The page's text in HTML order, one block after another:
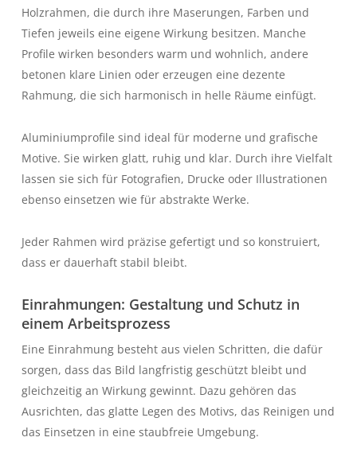
Holzrahmen, die durch ihre Maserungen, Farben und
Tiefen jeweils eine eigene Wirkung besitzen. Manche
Profile wirken besonders warm und wohnlich, andere
betonen klare Linien oder erzeugen eine dezente
Rahmung, die sich harmonisch in helle Räume einfügt.
Aluminiumprofile sind ideal für moderne und grafische
Motive. Sie wirken glatt, ruhig und klar. Durch ihre Vielfalt
lassen sie sich für Fotografien, Drucke oder Illustrationen
ebenso einsetzen wie für abstrakte Werke.
Jeder Rahmen wird präzise gefertigt und so konstruiert,
dass er dauerhaft stabil bleibt.
Einrahmungen: Gestaltung und Schutz in
einem Arbeitsprozess
Eine Einrahmung besteht aus vielen Schritten, die dafür
sorgen, dass das Bild langfristig geschützt bleibt und
gleichzeitig an Wirkung gewinnt. Dazu gehören das
Ausrichten, das glatte Legen des Motivs, das Reinigen und
das Einsetzen in eine staubfreie Umgebung.